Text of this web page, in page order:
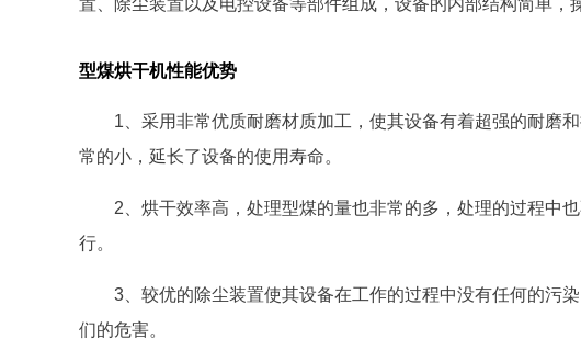
置、除尘装置以及电控设备等部件组成，设备的内部结构简单，
型煤烘干机性能优势
1、采用非常优质耐磨材质加工，使其设备有着超强的耐磨
常的小，延长了设备的使用寿命。
2、烘干效率高，处理型煤的量也非常的多，处理的过程中
行。
3、较优的除尘装置使其设备在工作的过程中没有任何的污
们的危害。